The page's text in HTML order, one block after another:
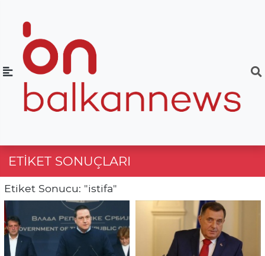
ETIKET SONUÇLARI
Etiket Sonucu: "istifa"